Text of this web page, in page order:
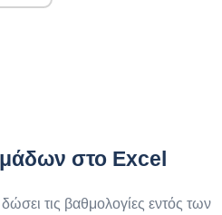
στο Excel
τις βαθμολογίες εντός των